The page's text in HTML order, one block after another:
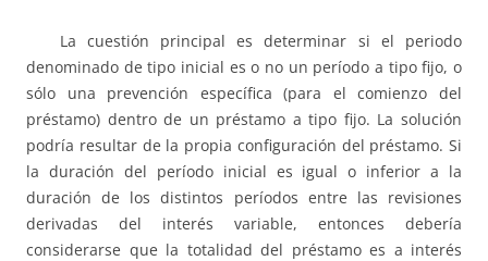
La cuestión principal es determinar si el periodo
denominado de tipo inicial es o no un período a tipo fijo, o
sólo una prevención específica (para el comienzo del
préstamo) dentro de un préstamo a tipo fijo. La solución
podría resultar de la propia configuración del préstamo. Si
la duración del período inicial es igual o inferior a la
duración de los distintos períodos entre las revisiones
derivadas del interés variable, entonces debería
considerarse que la totalidad del préstamo es a interés